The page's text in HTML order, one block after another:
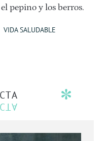
pepino y los berros.
VIDA SALUDABLE